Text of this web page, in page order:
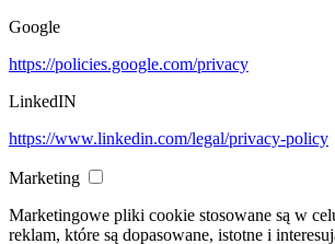
Google
https://policies.google.com/privacy
LinkedIN
https://www.linkedin.com/legal/privacy-policy
Marketing
Marketingowe pliki cookie stosowane są w
reklam, które są dopasowane, istotne i